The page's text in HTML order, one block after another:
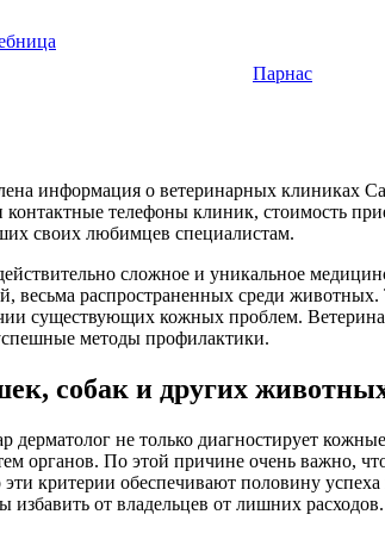
Парнас
информация о ветеринарных клиниках
телефоны клиник, стоимость
своих любимцев специалистам.
сложное и уникальное
весьма распространенных среди
существующих кожных проблем.
методы профилактики.
собак и других
дерматолог не только диагностирует
органов. По этой причине очень важно,
критерии обеспечивают половину
избавить от владельцев от лишних расходов.